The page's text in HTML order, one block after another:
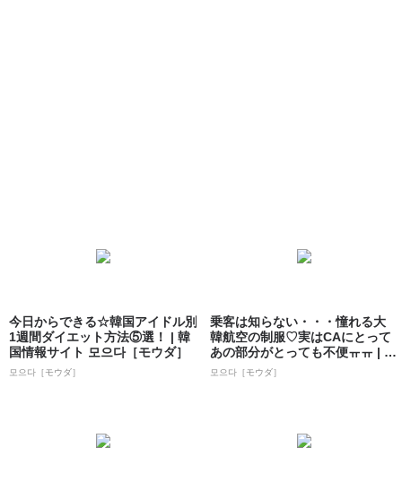
今日からできる☆韓国アイドル別
1週間ダイエット方法⑤選！ | 韓
国情報サイト 모으다［モウダ］
모으다［モウダ］
乗客は知らない・・・憧れる大
韓航空の制服♡実はCAにとって
あの部分がとっても不便ㅠㅠ | 韓
国情報...
모으다［モウダ］